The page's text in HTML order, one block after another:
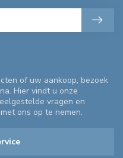
of uw aankoop, bezoek
Hier vindt u onze
vragen en
ons op te nemen.